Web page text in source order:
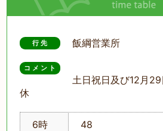
行先 飯綱営業所
コメント
土日祝日及び12月
休
6時 48